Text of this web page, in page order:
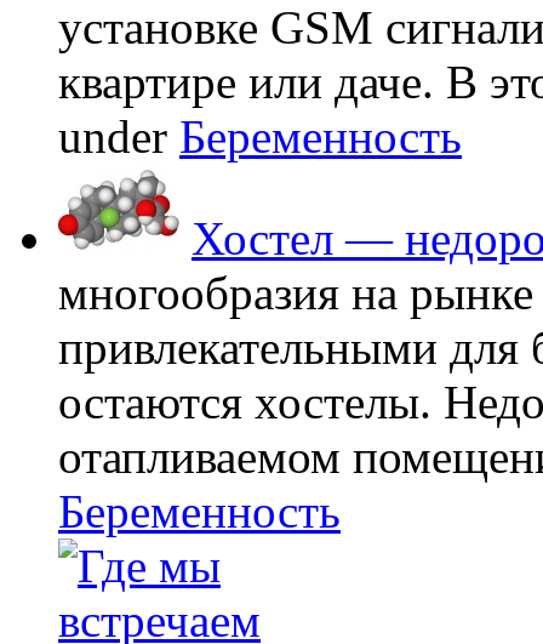
установке GSM
квартире или даче. В
under Беременность
Хостел —
многообразия на
привлекательными
остаются хостелы.
отапливаемом
Беременность